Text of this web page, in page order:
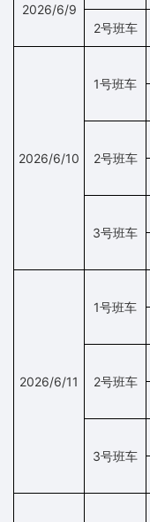
2026/6/9
2号班车
2026/6/10
1号班车
2号班车
3号班车
2026/6/11
1号班车
2号班车
3号班车